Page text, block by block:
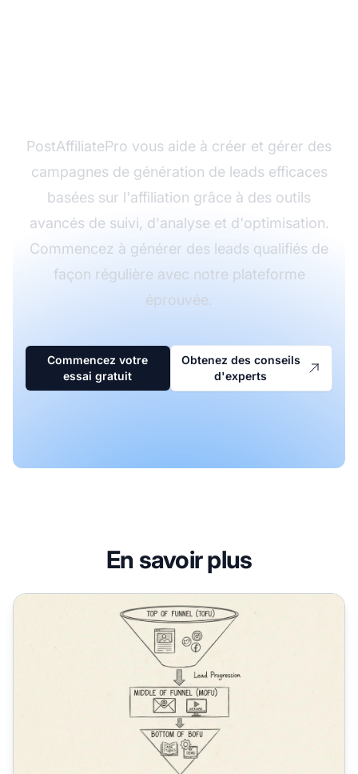
PostAffiliatePro vous aide à créer et gérer des
campagnes de génération de leads efficaces
basées sur l'affiliation grâce à des outils
avancés de suivi, d'analyse et d'optimisation.
Commencez à générer des leads qualifiés de
façon régulière avec notre plateforme
éprouvée.
Commencez votre
essai gratuit
Obtenez des conseils
d'experts
En savoir plus
Comment une entreprise peut-elle obtenir plus de